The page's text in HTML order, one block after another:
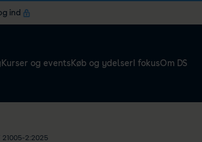
ind
Kurser og eventsKøb og ydelser I fokusOm DS
21005-2:2025